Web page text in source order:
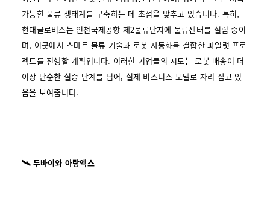
가능한 물류 생태계를 구축하는 데 초점을 맞추고 있습니다. 특히,
현대글로비스는 인천국제공항 제2물류단지에 물류센터를 설립 중이
며, 이곳에서 스마트 물류 기술과 로봇 자동화를 결합한 파일럿 프로
젝트를 진행할 계획입니다. 이러한 기업들의 시도는 로봇 배송이 더
이상 단순한 실증 단계를 넘어, 실제 비즈니스 모델로 자리 잡고 있
음을 보여줍니다.
🛰️ 두바이와 아람엑스